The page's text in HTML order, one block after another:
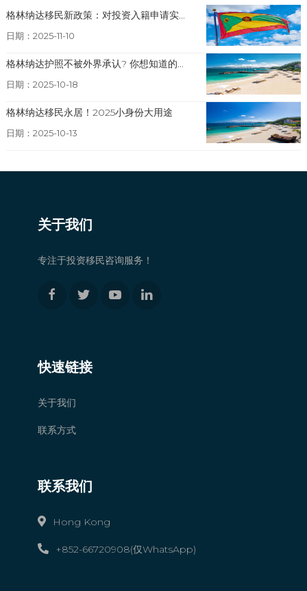
格林纳达移民新政策：对投资入籍申请实...
日期：2025-11-10
格林纳达护照不被外界承认? 你想知道的...
日期：2025-10-18
格林纳达移民永居！2025小身份大用途
日期：2025-10-13
关于我们
专注于投资移民咨询服务！
快速链接
关于我们
联系方式
联系我们
Hong Kong
+852-66720908(仅WhatsApp)